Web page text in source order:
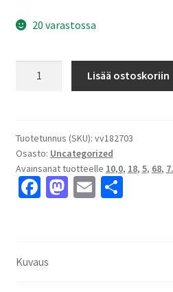
20 varastossa
TREMOLITE
METALLIC
MATT
7.5x18"
määrä
Lisää ostoskoriin
Tuotetunnus (SKU): vv182703
Osasto: Uncategorized
Avainsanat tuotteelle 10,0, 18, 5, 68,
Fa
o
M E S
Kuvaus